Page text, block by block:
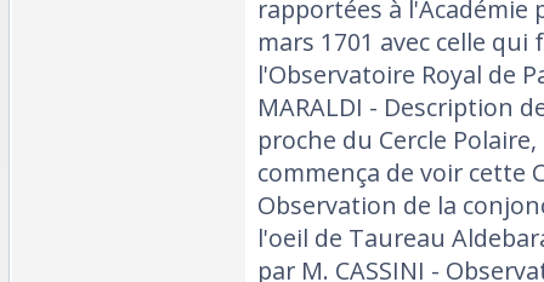
rapportées à l'Académie
mars 1701 avec celle
l'Observatoire Royal de
MARALDI - Description
proche du Cercle
commença de voir cette
Observation de la
l'oeil de Taureau
par M. CASSINI -